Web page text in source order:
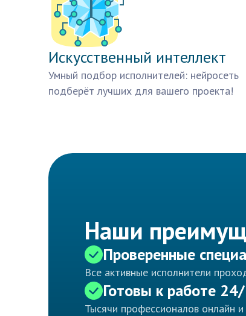
Искусственный интеллект
Умный подбор исполнителей: нейросеть
подберёт лучших для вашего проекта!
Наши
Проверенные
Все активные исполнители
Готовы к работе
Тысячи профессионалов онлайн